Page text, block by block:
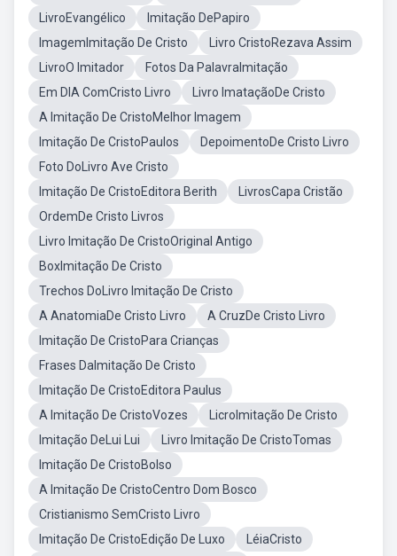
LivroEvangélico
Imitação DePapiro
ImagemImitação De Cristo
Livro CristoRezava Assim
LivroO Imitador
Fotos Da PalavraImitação
Em DIA ComCristo Livro
Livro ImataçãoDe Cristo
A Imitação De CristoMelhor Imagem
Imitação De CristoPaulos
DepoimentoDe Cristo Livro
Foto DoLivro Ave Cristo
Imitação De CristoEditora Berith
LivrosCapa Cristão
OrdemDe Cristo Livros
Livro Imitação De CristoOriginal Antigo
BoxImitação De Cristo
Trechos DoLivro Imitação De Cristo
A AnatomiaDe Cristo Livro
A CruzDe Cristo Livro
Imitação De CristoPara Crianças
Frases DaImitação De Cristo
Imitação De CristoEditora Paulus
A Imitação De CristoVozes
LicroImitação De Cristo
Imitação DeLui Lui
Livro Imitação De CristoTomas
Imitação De CristoBolso
A Imitação De CristoCentro Dom Bosco
Cristianismo SemCristo Livro
Imitação De CristoEdição De Luxo
LéiaCristo